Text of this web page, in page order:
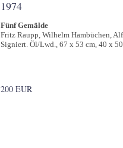
1974
Fünf Gemälde
Fritz Raupp, Wilhelm Hambüchen,
Signiert. Öl/Lwd., 67 x 53 cm, 40 x
200 EUR